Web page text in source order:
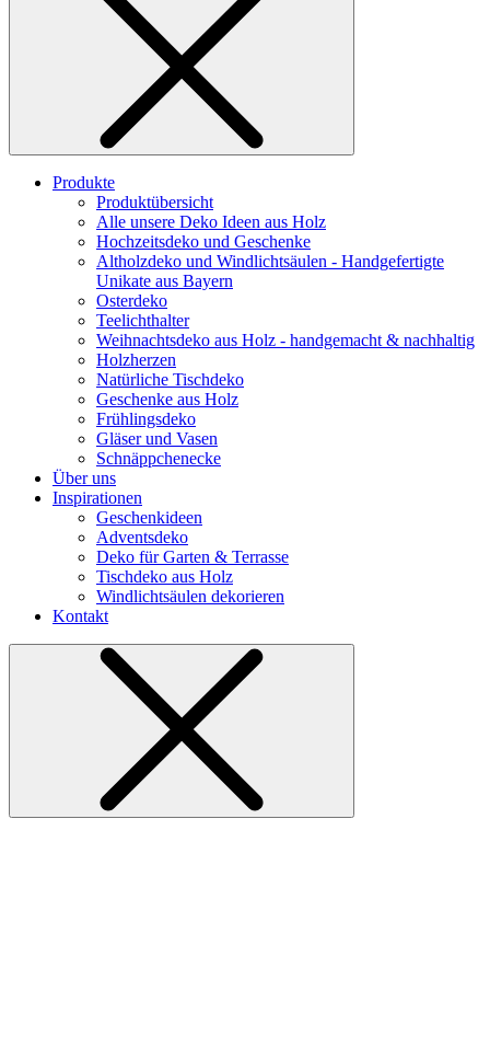
Produkte
Produktübersicht
Alle unsere Deko Ideen aus Holz
Hochzeitsdeko und Geschenke
Altholzdeko und Windlichtsäulen - Handgefertigte
Unikate aus Bayern
Osterdeko
Teelichthalter
Weihnachts­deko aus Holz - handgemacht & nachhaltig
Holzherzen
Natürliche Tischdeko
Geschenke aus Holz
Frühlingsdeko
Gläser und Vasen
Schnäppchenecke
Über uns
Inspirationen
Geschenkideen
Adventsdeko
Deko für Garten & Terrasse
Tischdeko aus Holz
Windlichtsäulen dekorieren
Kontakt